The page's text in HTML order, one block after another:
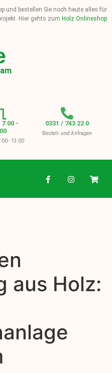
und bestellen Sie noch heute alles für
Hier gehts zum Holz Onlineshop
-
- 13:00
0331 / 743 22 0
Bestell- und Anfragen
aus Holz: